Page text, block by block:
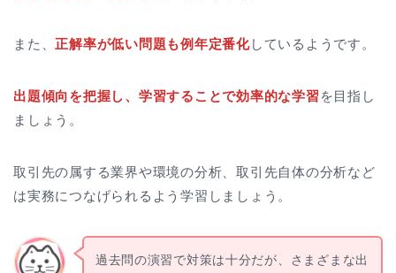
また、正解率が低い問題も例年定番化しているようです。
出題傾向を把握し、学習することで効率的な学習 を目指し
ましょう。
取引先の属する業界や環境の分析、取引先自体の分析など
は実務につなげられるよう学習しましょう。
過去問の演習で対策は十分だが、さまざまな出